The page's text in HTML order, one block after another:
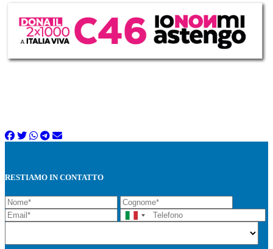
RESTIAMO IN CONTATTO